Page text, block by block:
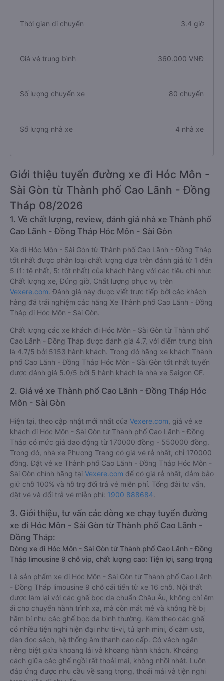
Thời gian di chuyển 3.4 giờ
Giá vé trung bình 360.000 VNĐ
Số lượng chuyến xe 80 chuyến
Số lượng nhà xe 4 nhà xe
Giới thiệu tuyến đường xe đi Hóc Môn -
Sài Gòn từ Thành phố Cao Lãnh - Đồng
Tháp 08/2026
1. Về chất lượng, review, đánh giá nhà xe Thành phố
Cao Lãnh - Đồng Tháp Hóc Môn - Sài Gòn
Xe đi Hóc Môn - Sài Gòn từ Thành phố Cao Lãnh - Đồng Tháp
tốt nhất được phân loại chất lượng dựa trên đánh giá từ 1 đến
5 (1: tệ nhất, 5: tốt nhất) của khách hàng với các tiêu chí như:
Chất lượng xe, Đúng giờ, Chất lượng phục vụ trên
Vexere.com. Đánh giá này được viết trực tiếp bởi các khách
hàng đã trải nghiệm các hãng Xe Thành phố Cao Lãnh - Đồng
Tháp đi Hóc Môn - Sài Gòn.
Chất lượng các xe khách đi Hóc Môn - Sài Gòn từ Thành phố
Cao Lãnh - Đồng Tháp được đánh giá 4.7, với điểm trung bình
là 4.7/5 bởi 5153 hành khách. Trong đó hãng xe khách Thành
phố Cao Lãnh - Đồng Tháp Hóc Môn - Sài Gòn tốt nhất tuyến
được đánh giá 5.0/5 bởi 5 hành khách là nhà xe Saigon GF.
2. Giá vé xe Thành phố Cao Lãnh - Đồng Tháp Hóc
Môn - Sài Gòn
Hiện tại, theo cập nhật mới nhất của Vexere.com , giá vé xe
khách đi Hóc Môn - Sài Gòn từ Thành phố Cao Lãnh - Đồng
Tháp có mức giá dao động từ 170000 đồng - 550000 đồng.
Trong đó, nhà xe Phương Trang có giá vé rẻ nhất, chỉ 170000
đồng. Đặt vé xe Thành phố Cao Lãnh - Đồng Tháp Hóc Môn -
Sài Gòn chính hãng tại Vexere.com để có giá rẻ nhất, đảm bảo
giữ chỗ 100% và hỗ trợ đổi trả vé miễn phí. Tổng đài tư vấn,
đặt vé và đổi trả vé miễn phí: 1900 888684.
3. Giới thiệu, tư vấn các dòng xe chạy tuyến đường
xe đi Hóc Môn - Sài Gòn từ Thành phố Cao Lãnh -
Đồng Tháp:
Dòng xe đi Hóc Môn - Sài Gòn từ Thành phố Cao Lãnh - Đồng
Tháp limousine 9 chỗ vip, chất lượng cao: Tiện lợi, sang trọng
Là sản phẩm xe đi Hóc Môn - Sài Gòn từ Thành phố Cao Lãnh
- Đồng Tháp limousine 9 chỗ cải tiến từ xe 16 chỗ. Nội thất
được làm lại với các ghế bọc da chuẩn Châu Âu, không chỉ êm
ái cho chuyến hành trình xa, mà còn mát mẻ và không hề bị
hầm bí như các ghế bọc da bình thường. Kèm theo các ghế
có nhiều tiện nghi hiện đại như ti-vi, tủ lạnh mini, ổ cắm usb,
đèn đọc sách, hệ thống âm thanh cao cấp. Có vách ngăn
riêng biệt giữa khoang lái và khoang hành khách. Khoảng
cách giữa các ghế ngồi rất thoải mái, không nhồi nhét. Luôn
đáp ứng được nhu cầu về sang trọng, thoải mái và tiện nghi